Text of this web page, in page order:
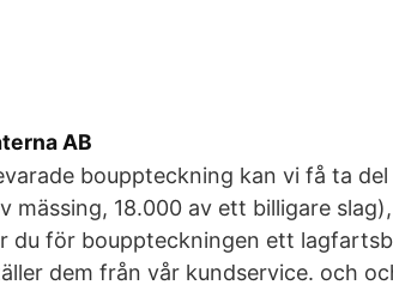
AB
bouppteckning kan vi få ta del
mässing, 18.000 av ett billigare
du för bouppteckningen ett
dem från vår kundservice. och